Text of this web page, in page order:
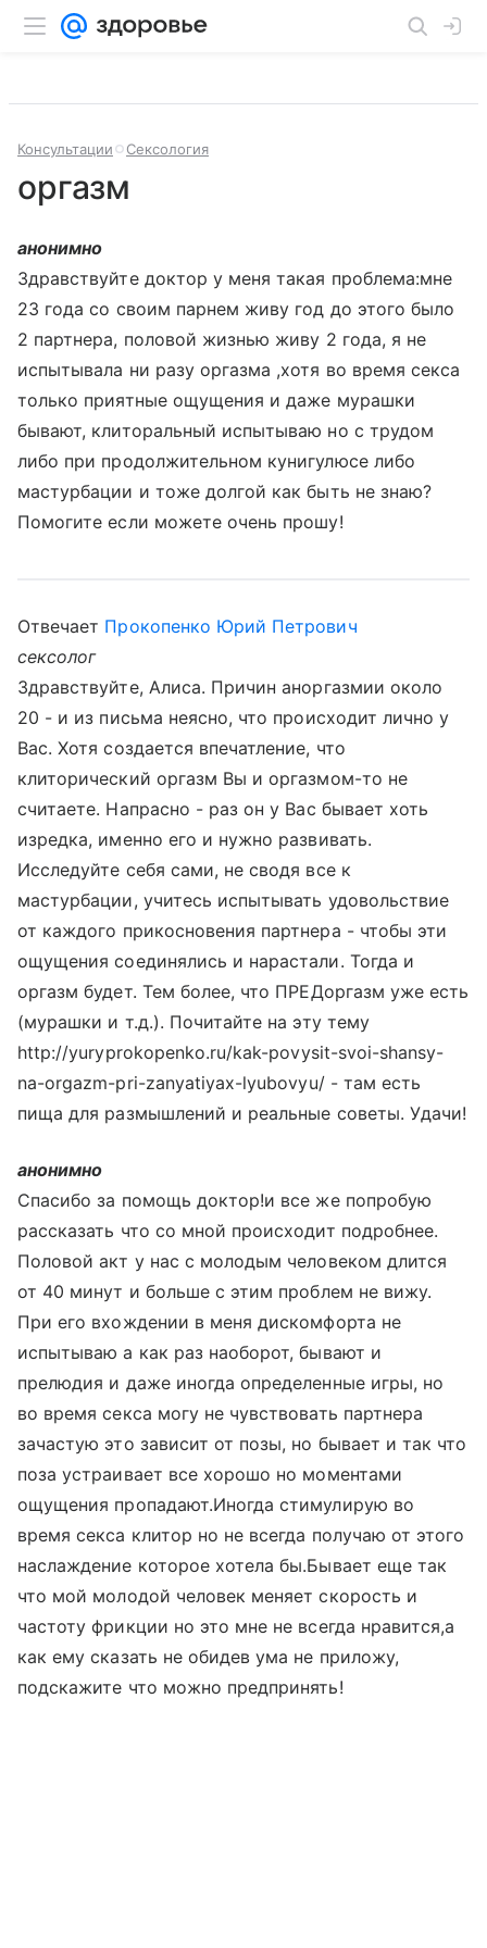
Консультации Сексология
оргазм
анонимно
Здравствуйте доктор у меня такая проблема:мне
23 года со своим парнем живу год до этого было
2 партнера, половой жизнью живу 2 года, я не
испытывала ни разу оргазма ,хотя во время секса
только приятные ощущения и даже мурашки
бывают, клиторальный испытываю но с трудом
либо при продолжительном кунигулюсе либо
мастурбации и тоже долгой как быть не знаю?
Помогите если можете очень прошу!
Отвечает Прокопенко Юрий Петрович
сексолог
Здравствуйте, Алиса. Причин аноргазмии около
20 - и из письма неясно, что происходит лично у
Вас. Хотя создается впечатление, что
клиторический оргазм Вы и оргазмом-то не
считаете. Напрасно - раз он у Вас бывает хоть
изредка, именно его и нужно развивать.
Исследуйте себя сами, не сводя все к
мастурбации, учитесь испытывать удовольствие
от каждого прикосновения партнера - чтобы эти
ощущения соединялись и нарастали. Тогда и
оргазм будет. Тем более, что ПРЕДоргазм уже есть
(мурашки и т.д.). Почитайте на эту тему
http://yuryprokopenko.ru/kak-povysit-svoi-shansy-
na-orgazm-pri-zanyatiyax-lyubovyu/ - там есть
пища для размышлений и реальные советы. Удачи!
анонимно
Спасибо за помощь доктор!и все же попробую
рассказать что со мной происходит подробнее.
Половой акт у нас с молодым человеком длится
от 40 минут и больше с этим проблем не вижу.
При его вхождении в меня дискомфорта не
испытываю а как раз наоборот, бывают и
прелюдия и даже иногда определенные игры, но
во время секса могу не чувствовать партнера
зачастую это зависит от позы, но бывает и так что
поза устраивает все хорошо но моментами
ощущения пропадают.Иногда стимулирую во
время секса клитор но не всегда получаю от этого
наслаждение которое хотела бы.Бывает еще так
что мой молодой человек меняет скорость и
частоту фрикции но это мне не всегда нравится,а
как ему сказать не обидев ума не приложу,
подскажите что можно предпринять!